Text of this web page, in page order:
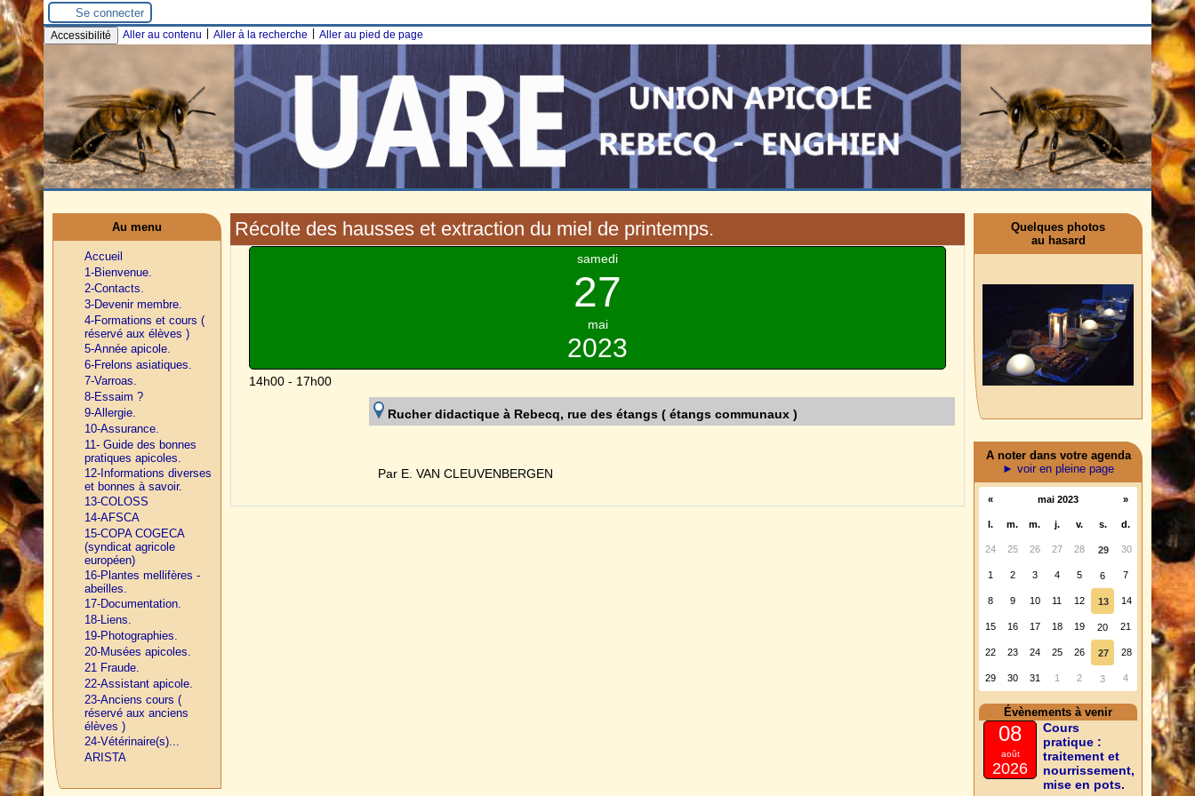
Se connecter
Accessibilité Aller au contenu Aller à la recherche Aller au pied de page
Récolte des hausses et extraction du miel de printemps.
samedi
27
mai
2023
14h00 - 17h00
Rucher didactique à Rebecq, rue des étangs ( étangs communaux )
Par E. VAN CLEUVENBERGEN
Au menu
Accueil
1-Bienvenue.
2-Contacts.
3-Devenir membre.
4-Formations et cours (
réservé aux élèves )
5-Année apicole.
6-Frelons asiatiques.
7-Varroas.
8-Essaim ?
9-Allergie.
10-Assurance.
11- Guide des bonnes
pratiques apicoles.
12-Informations diverses
et bonnes à savoir.
13-COLOSS
14-AFSCA
15-COPA COGECA
(syndicat agricole
européen)
16-Plantes mellifères -
abeilles.
17-Documentation.
18-Liens.
19-Photographies.
20-Musées apicoles.
21 Fraude.
22-Assistant apicole.
23-Anciens cours (
réservé aux anciens
élèves )
24-Vétérinaire(s)...
ARISTA
Quelques photos
au hasard
A noter dans votre agenda
► voir en pleine page
« mai 2023 »
l. m. m. j. v. s. d.
24 25 26 27 28 29 30
1 2 3 4 5 6 7
8 9 10 11 12 13 14
15 16 17 18 19 20 21
22 23 24 25 26 27 28
29 30 31 1 2 3 4
Évènements à venir
08
août
2026
Cours
pratique :
traitement et
nourrissement,
mise en pots.